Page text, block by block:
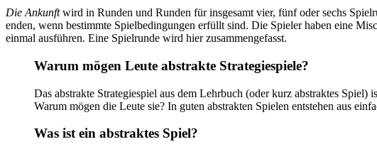
Die Ankunftwird in Runden und Runden für insgesamt vier, fünf oder sechs
enden, wenn bestimmte Spielbedingungen erfüllt sind. Die Spieler haben eine
einmal ausführen. Eine Spielrunde wird hier zusammengefasst.
Warum mögen Leute abstrakte Strategiespiele?
Das abstrakte Strategiespiel aus dem Lehrbuch (oder kurz abstraktes
Warum mögen die Leute sie? In guten abstrakten Spielen entstehen aus
Was ist ein abstraktes Spiel?